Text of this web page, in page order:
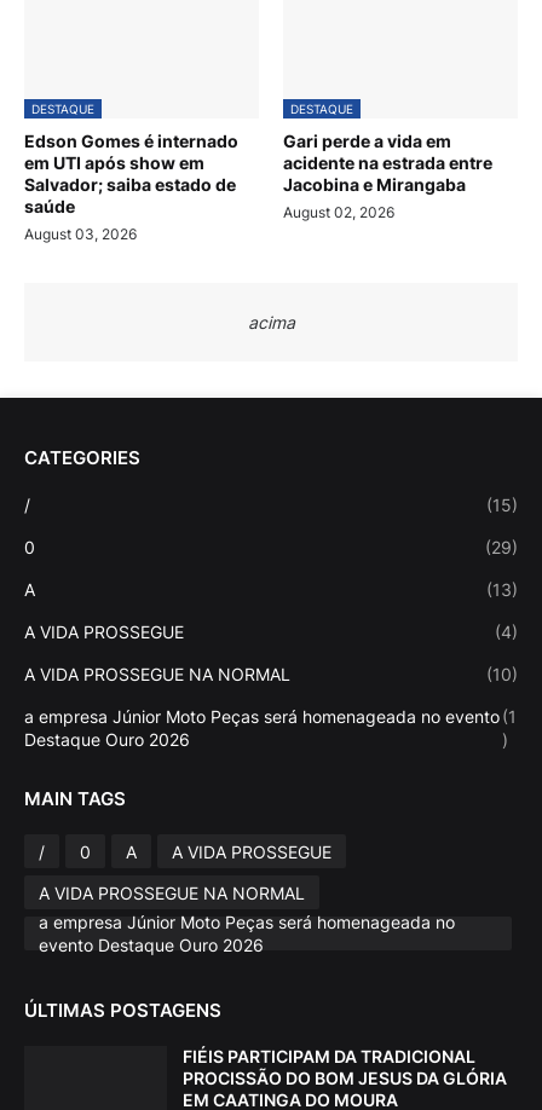
DESTAQUE
Edson Gomes é internado
em UTI após show em
Salvador; saiba estado de
saúde
August 03, 2026
DESTAQUE
Gari perde a vida em
acidente na estrada entre
Jacobina e Mirangaba
August 02, 2026
acima
CATEGORIES
/ (15)
0 (29)
A (13)
A VIDA PROSSEGUE (4)
A VIDA PROSSEGUE NA NORMAL (10)
a empresa Júnior Moto Peças será homenageada no evento
Destaque Ouro 2026
(1
)
MAIN TAGS
/ 0 A
A VIDA PROSSEGUE
A VIDA PROSSEGUE NA NORMAL
a empresa Júnior Moto Peças será homenageada no
evento Destaque Ouro 2026
ÚLTIMAS POSTAGENS
FIÉIS PARTICIPAM DA TRADICIONAL
PROCISSÃO DO BOM JESUS DA GLÓRIA
EM CAATINGA DO MOURA